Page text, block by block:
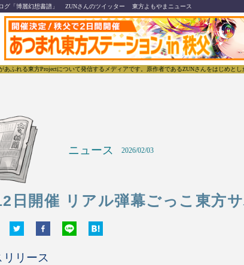
グ「博麗幻想書譜」 ZUNさんのツイッター 東方よもやまニュース
について発信するメディアです。原作者であるZUNさんをはじめとした、作家た
ニュース 2026/02/03
日開催 リアル弾幕ごっこ東方
リリース